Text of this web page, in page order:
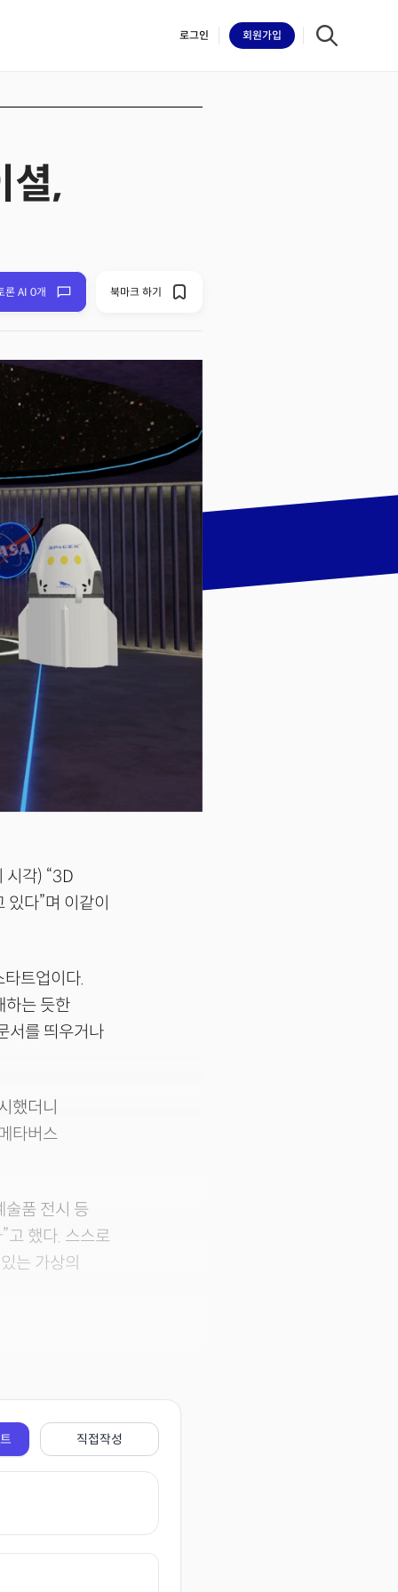
로그인 회원가입
셜,
론 AI 0개 북마크 하기
각) “3D
다”며 이같이
트업이다.
하는 듯한
서를 띄우거나
했더니
타버스
품 전시 등
고 했다. 스스로
는 가상의
직접작성